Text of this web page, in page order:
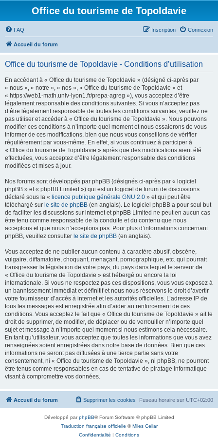
Office du tourisme de Topoldavie
FAQ Connexion
Inscription
Accueil du forum
Office du tourisme de Topoldavie - Conditions d’utilisation
En accédant à « Office du tourisme de Topoldavie » (désigné ci-après par
« nous », « notre », « nos », « Office du tourisme de Topoldavie » et
« https://web1-math.univ-lyon1.fr/prepa-agreg »), vous acceptez d’être
légalement responsable des conditions suivantes. Si vous n’acceptez pas
d’être légalement responsable de toutes les conditions suivantes, veuillez ne
pas utiliser et accéder à « Office du tourisme de Topoldavie ». Nous pouvons
modifier ces conditions à n’importe quel moment et nous essaierons de vous
informer de ces modifications, bien que nous vous conseillons de vérifier
régulièrement par vous-même. En effet, si vous continuez à participer à
« Office du tourisme de Topoldavie » après que des modifications aient été
effectuées, vous acceptez d’être légalement responsable des conditions
modifiées et mises à jour.
Nos forums sont développés par phpBB (désignés ci-après par « logiciel
phpBB » et « phpBB Limited ») qui est un logiciel de forum de discussions
déclaré sous la « licence publique générale GNU 2.0 » et qui peut être
téléchargé sur le site de phpBB (en anglais). Le logiciel phpBB a pour seul but
de faciliter les discussions sur internet et phpBB Limited ne peut en aucun cas
être tenu comme responsable de la conduite et du contenu que nous
acceptons et que nous n’acceptons pas. Pour plus d’informations concernant
phpBB, veuillez consulter le site de phpBB (en anglais).
Vous acceptez de ne publier aucun contenu à caractère abusif, obscène,
vulgaire, diffamatoire, choquant, menaçant, pornographique, etc. qui pourrait
transgresser la législation de votre pays, du pays dans lequel le serveur de
« Office du tourisme de Topoldavie » est hébergé ou encore la loi
internationale. Si vous ne respectez pas ces dispositions, vous vous exposez à
un bannissement immédiat et définitif et nous nous réservons le droit d’avertir
votre fournisseur d’accès à internet et les autorités officielles. L’adresse IP de
tous les messages est enregistrée afin d’aider au renforcement de ces
conditions. Vous acceptez le fait que « Office du tourisme de Topoldavie » ait le
droit de supprimer, de modifier, de déplacer ou de verrouiller n’importe quel
sujet et message à n’importe quel moment si nous estimons cela nécessaire.
En tant qu’utilisateur, vous acceptez que toutes les informations que vous avez
renseignées soient enregistrées dans notre base de données. Bien que ces
informations ne seront pas diffusées à une tierce partie sans votre
consentement, ni « Office du tourisme de Topoldavie », ni phpBB, ne pourront
être tenus comme responsables en cas de tentative de piratage informatique
visant à compromettre vos données.
Accueil du forum Fuseau horaire sur UTC+02:00
Supprimer les cookies
Développé parphpBB® Forum Software © phpBB Limited
Traduction française officielle ©Miles Cellar
Confidentialité | Conditions